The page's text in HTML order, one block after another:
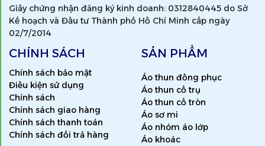
Giấy chứng nhận đăng ký kinh doanh: 0312840445 do Sở
Kế hoạch và Đầu tư Thành phố Hồ Chí Minh cấp ngày
02/7/2014
CHÍNH SÁCH
Chính sách bảo mật
Điều kiện sử dụng
Chính sách
Chính sách giao hàng
Chính sách thanh toán
Chính sách đổi trả hàng
SẢN PHẨM
Áo thun đồng phục
Áo thun cổ trụ
Áo thun cổ tròn
Áo sơ mi
Áo nhóm áo lớp
Áo khoác